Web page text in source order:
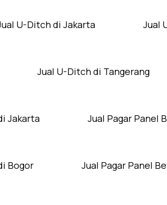
U-Ditch di Jakarta Jual
Jual U-Ditch di Tangerang
Jakarta Jual Pagar Panel
Bogor Jual Pagar Panel